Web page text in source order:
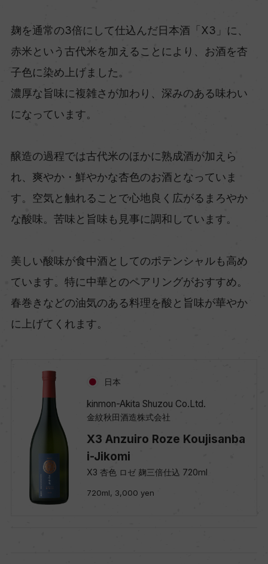
麹を通常の3倍にして仕込んだ日本酒「X3」に、
赤米という古代米を加えることにより、お酒を杏
子色に染め上げました。
濃厚な旨味に複雑さが加わり、深みのある味わい
になっています。
醸造の過程では古代米のほかに熟成酒が加えら
れ、爽やか・鮮やかな杏色のお酒となっていま
す。空気と触れることで心地良く広がるまろやか
な酸味。苦味と旨味も見事に調和しています。
美しい酸味が食中酒としてのポテンシャルも高め
ています。特に中華とのペアリングがおすすめ。
春巻きなどの油気のある料理を酸と旨味が華やか
に上げてくれます。
日本
kinmon-Akita Shuzou Co.Ltd.
金紋秋田酒造株式会社
X3 Anzuiro Roze Koujisanba
i-Jikomi
X3 杏色 ロゼ 麹三倍仕込 720ml
720ml, 3,000 yen